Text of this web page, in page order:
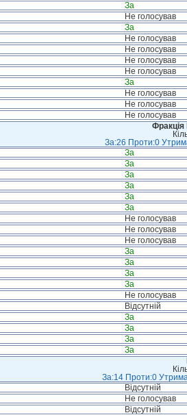
За
Не голосував
За
Не голосував
Не голосував
Не голосував
Не голосував
За
Не голосував
Не голосував
Не голосував
За:26 Проти:0
За
За
За
За
За
За
Не голосував
Не голосував
Не голосував
За
За
За
За
Не голосував
Відсутній
За
За
За
За
За:14 Проти:0
Відсутній
Не голосував
Відсутній